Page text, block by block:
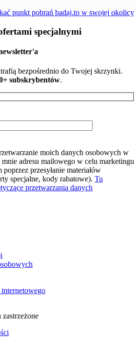
punkt pobrań badaj.to w swojej okolicy
specjalnymi
bezpośrednio do Twojej skrzynki.
subskrybentów.
moich danych osobowych w
mnie adresu mailowego w celu marketingu
przesyłanie materiałów
specjalne, kody rabatowe). Tu
przetwarzania danych